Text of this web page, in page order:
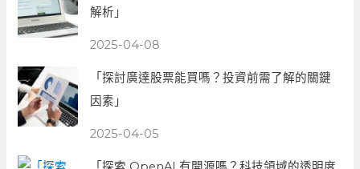
解析」
2025-04-08
「探討廣達股票能買嗎？投資前需了解的關鍵
因素」
2025-04-05